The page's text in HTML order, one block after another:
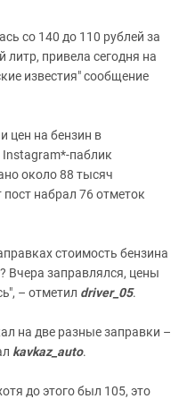
со 140 до 110 рублей за
литр, привела сегодня на
известия" сообщение
цен на бензин в
Instagram*-паблик
около 88 тысяч
набрал 76 отметок
стоимость бензина
Вчера заправлялся, цены
– отметил driver_05.
на две разные заправки –
kavkaz_auto.
до этого был 105, это